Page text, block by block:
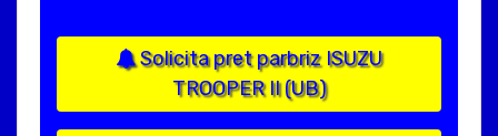
Solicita pret parbriz ISUZU
TROOPER II (UB)